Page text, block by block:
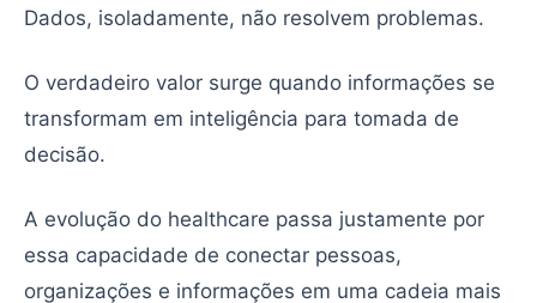
Dados, isoladamente, não resolvem problemas.
O verdadeiro valor surge quando informações se
transformam em inteligência para tomada de
decisão.
A evolução do healthcare passa justamente por
essa capacidade de conectar pessoas,
organizações e informações em uma cadeia mais